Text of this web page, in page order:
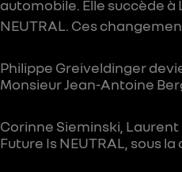
automobile. Elle succède
NEUTRAL. Ces
Philippe Greiveldinger
Monsieur Jean-Antoine
Corinne Sieminski,
Future Is NEUTRAL, sous